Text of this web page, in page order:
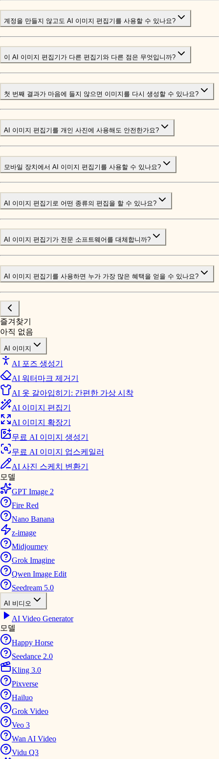
계정을 만들지 않고도 AI 이미지 편집기를 사용할 수 있나요?
이 AI 이미지 편집기가 다른 편집기와 다른 점은 무엇입니까?
첫 번째 결과가 마음에 들지 않으면 이미지를 다시 생성할 수 있나요?
AI 이미지 편집기를 개인 사진에 사용해도 안전한가요?
모바일 장치에서 AI 이미지 편집기를 사용할 수 있나요?
AI 이미지 편집기로 어떤 종류의 편집을 할 수 있나요?
AI 이미지 편집기가 전문 소프트웨어를 대체합니까?
AI 이미지 편집기를 사용하면 누가 가장 많은 혜택을 얻을 수 있나요?
즐겨찾기
아직 없음
AI 이미지
AI 포즈 생성기
AI 워터마크 제거기
AI 옷 갈아입히기: 간편한 가상 시착
AI 이미지 편집기
AI 이미지 확장기
무료 AI 이미지 생성기
무료 AI 이미지 업스케일러
AI 사진 스케치 변환기
모델
GPT Image 2
Fire Red
Nano Banana
z-image
Midjourney
Grok Imagine
Qwen Image Edit
Seedream 5.0
AI 비디오
AI Video Generator
모델
Happy Horse
Seedance 2.0
Kling 3.0
Pixverse
Hailuo
Grok Video
Veo 3
Wan AI Video
Vidu Q3